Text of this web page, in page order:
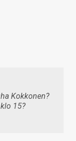
Kokkonen?
15?